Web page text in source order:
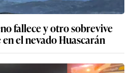
fallece y otro sobrevive
el nevado Huascarán